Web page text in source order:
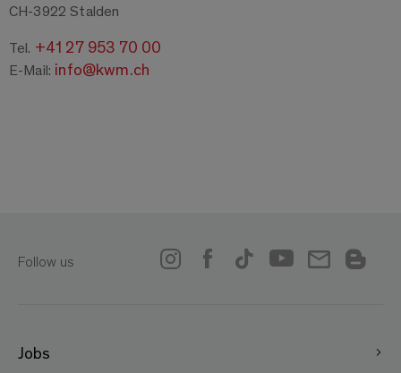
CH-3922 Stalden
Tel. +41 27 953 70 00
E-Mail: info@kwm.ch
Follow us
Jobs